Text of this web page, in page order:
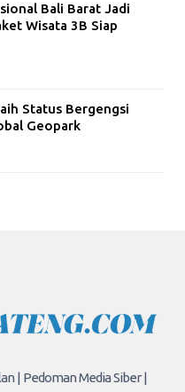
Bali Barat Jadi
Wisata 3B Siap
Status Bergengsi
Geopark
| Pedoman Media Siber |